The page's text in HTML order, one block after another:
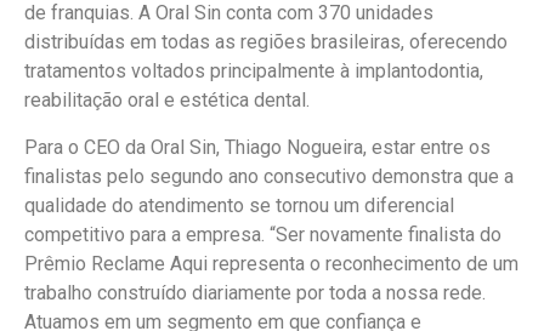
de franquias. A Oral Sin conta com 370 unidades
distribuídas em todas as regiões brasileiras, oferecendo
tratamentos voltados principalmente à implantodontia,
reabilitação oral e estética dental.
Para o CEO da Oral Sin, Thiago Nogueira, estar entre os
finalistas pelo segundo ano consecutivo demonstra que a
qualidade do atendimento se tornou um diferencial
competitivo para a empresa. “Ser novamente finalista do
Prêmio Reclame Aqui representa o reconhecimento de um
trabalho construído diariamente por toda a nossa rede.
Atuamos em um segmento em que confiança e